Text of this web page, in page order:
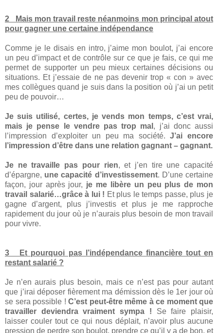
2 Mais mon travail reste néanmoins mon principal atout
pour gagner une certaine indépendance
Comme je le disais en intro, j’aime mon boulot, j’ai encore
un peu d’impact et de contrôle sur ce que je fais, ce qui me
permet de supporter un peu mieux certaines décisions ou
situations. Et j’essaie de ne pas devenir trop « con » avec
mes collègues quand je suis dans la position où j’ai un petit
peu de pouvoir…
Je suis utilisé, certes, je vends mon temps, c’est vrai,
mais je pense le vendre pas trop mal , j’ai donc aussi
l’impression d’exploiter un peu ma société.J’ai encore
l’impression d’être dans une relation gagnant – gagnant.
Je ne travaille pas pour rien, et j’en tire une capacité
d’épargne, une capacité d’investissement. D’une certaine
façon, jour après jour, je me libère un peu plus de mon
travail salarié…grâce à lui ! Et plus le temps passe, plus je
gagne d’argent, plus j’investis et plus je me rapproche
rapidement du jour où je n’aurais plus besoin de mon travail
pour vivre.
3 Et pourquoi pas l’indépendance financière tout en
restant salarié ?
Je n’en aurais plus besoin, mais ce n’est pas pour autant
que j’irai déposer fièrement ma démission dès le 1er jour où
se sera possible ! C’est peut-être même à ce moment que
travailler deviendra vraiment sympa
! Se faire plaisir,
laisser couler tout ce qui nous déplait, n’avoir plus aucune
pression de perdre son boulot, prendre ce qu’il y a de bon, et